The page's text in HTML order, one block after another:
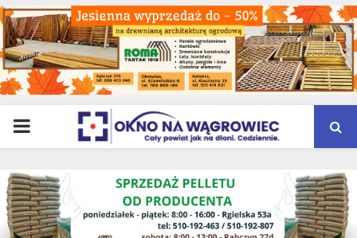
PRIMARY
MENU